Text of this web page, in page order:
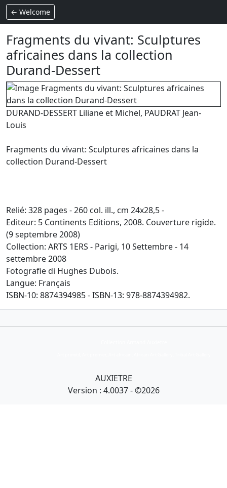
← Welcome
Fragments du vivant: Sculptures
africaines dans la collection
Durand-Dessert
DURAND-DESSERT Liliane et Michel, PAUDRAT Jean-
Louis
Fragments du vivant: Sculptures africaines dans la
collection Durand-Dessert
Relié: 328 pages - 260 col. ill., cm 24x28,5 -
Editeur: 5 Continents Editions, 2008. Couverture rigide.
(9 septembre 2008)
Collection: ARTS 1ERS - Parigi, 10 Settembre - 14
settembre 2008
Fotografie di Hughes Dubois.
Langue: Français
ISBN-10: 8874394985 - ISBN-13: 978-8874394982.
AUXIETRE
Version : 4.0037 - ©2026